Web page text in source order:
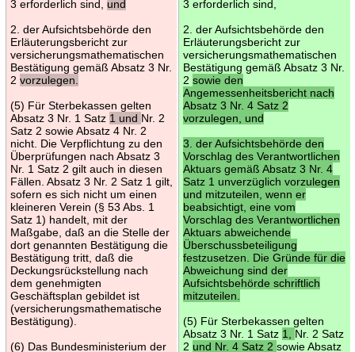
3 erforderlich sind, und
2. der Aufsichtsbehörde den
Erläuterungsbericht zur
versicherungsmathematischen
Bestätigung gemäß Absatz 3 Nr.
2 vorzulegen.
(5) Für Sterbekassen gelten
Absatz 3 Nr. 1 Satz 1 und Nr. 2
Satz 2 sowie Absatz 4 Nr. 2
nicht. Die Verpflichtung zu den
Überprüfungen nach Absatz 3
Nr. 1 Satz 2 gilt auch in diesen
Fällen. Absatz 3 Nr. 2 Satz 1 gilt,
sofern es sich nicht um einen
kleineren Verein (§ 53 Abs. 1
Satz 1) handelt, mit der
Maßgabe, daß an die Stelle der
dort genannten Bestätigung die
Bestätigung tritt, daß die
Deckungsrückstellung nach
dem genehmigten
Geschäftsplan gebildet ist
(versicherungsmathematische
Bestätigung).
(6) Das Bundesministerium der
3 erforderlich sind,
2. der Aufsichtsbehörde den
Erläuterungsbericht zur
versicherungsmathematischen
Bestätigung gemäß Absatz 3 Nr.
2 sowie den
Angemessenheitsbericht nach
Absatz 3 Nr. 4 Satz 2
vorzulegen, und
3. der Aufsichtsbehörde den
Vorschlag des Verantwortlichen
Aktuars gemäß Absatz 3 Nr. 4
Satz 1 unverzüglich vorzulegen
und mitzuteilen, wenn er
beabsichtigt, eine vom
Vorschlag des Verantwortlichen
Aktuars abweichende
Überschussbeteiligung
festzusetzen. Die Gründe für die
Abweichung sind der
Aufsichtsbehörde schriftlich
mitzuteilen.
(5) Für Sterbekassen gelten
Absatz 3 Nr. 1 Satz 1, Nr. 2 Satz
2 und Nr. 4 Satz 2 sowie Absatz